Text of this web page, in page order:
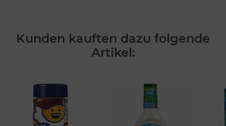
Kunden kauften dazu folgende
Artikel: